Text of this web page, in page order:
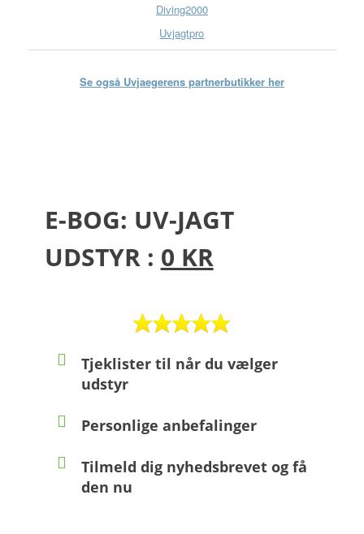
Diving2000
Uvjagtpro
Se også Uvjaegerens partnerbutikker her
E-BOG: UV-JAGT
UDSTYR : 0 KR
Tjeklister til når du vælger
udstyr
Personlige anbefalinger
Tilmeld dig nyhedsbrevet og få
den nu